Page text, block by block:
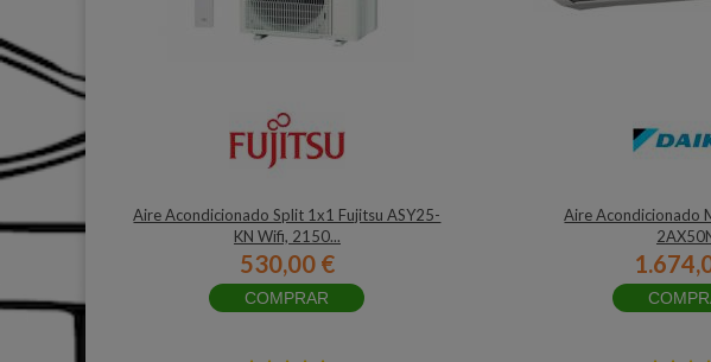
Aire Acondicionado Split 1x1 Fujitsu ASY25-
KN Wifi, 2150...
530,00 €
COMPRAR
Aire Acondicionado